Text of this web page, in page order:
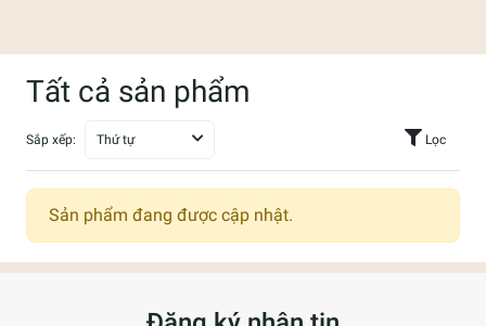
Tất cả sản phẩm
Sắp xếp: Thứ tự Lọc
Sản phẩm đang được cập nhật.